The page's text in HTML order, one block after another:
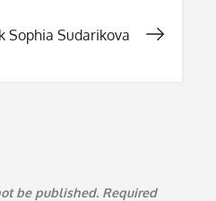
Sophia Sudarikova
be published. Required